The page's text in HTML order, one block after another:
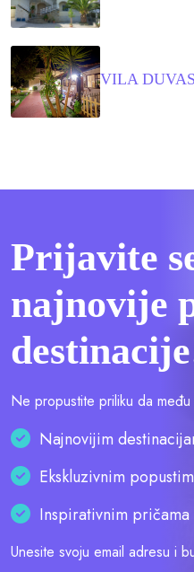
VILA
Prijavite
najnovije
Ne propustite priliku da
Najnovijim
Ekskluzivnim
Inspirativnim
Unesite svoju email adresu i